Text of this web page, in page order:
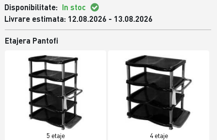
Disponibilitate: In stoc
Livrare estimata: 12.08.2026 - 13.08.2026
Etajera Pantofi
5 etaje 4 etaje